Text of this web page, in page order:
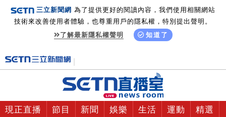
三立新聞網 為了提供更好的閱讀內容，我們使用相關網站
技術來改善使用者體驗，也尊重用戶的隱私權，特別提出聲明。
了解最新隱私權聲明
知道了
現正直播 節目 新聞 娛樂 生活 運動 精選